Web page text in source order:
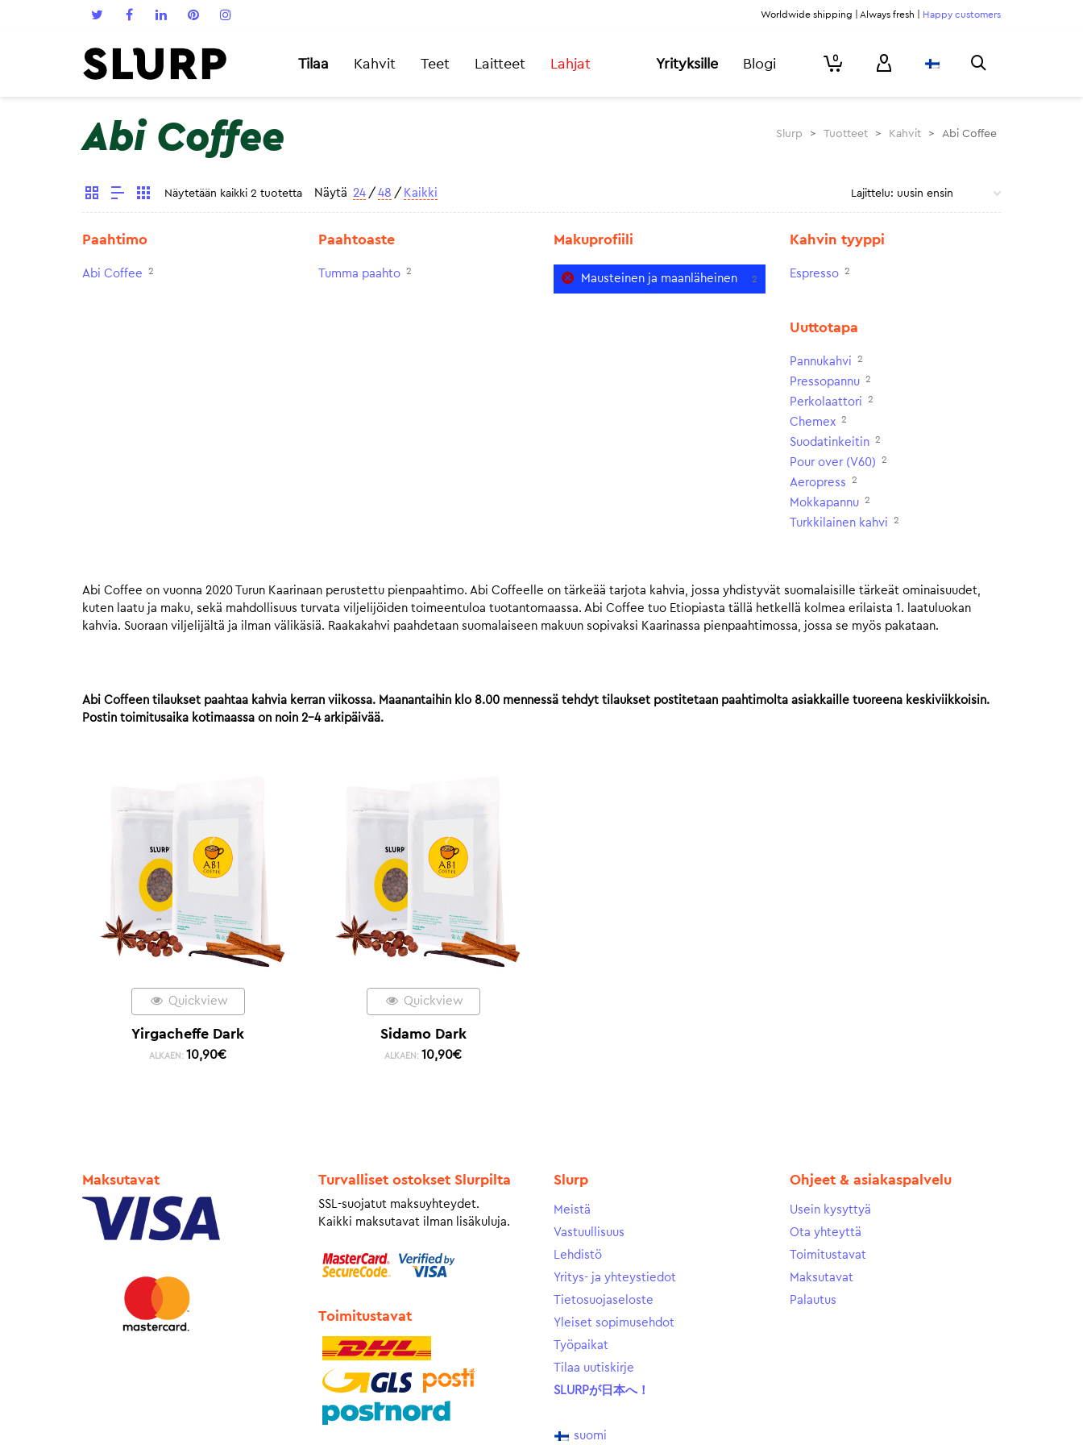
Worldwide shipping | Always fresh | Happy customers
Tilaa Kahvit Teet Laitteet Lahjat Yrityksille Blogi 0
Abi Coffee Slurp > Tuotteet > Kahvit > Abi Coffee
Näytetään kaikki 2 tuotetta Näytä 24 / 48 / Kaikki
Paahtimo
Abi Coffee 2
Paahtoaste
Tumma paahto 2
Makuprofiili
Mausteinen ja maanläheinen 2
Kahvin tyyppi
Espresso 2
Uuttotapa
Pannukahvi 2
Pressopannu 2
Perkolaattori 2
Chemex 2
Suodatinkeitin 2
Pour over (V60) 2
Aeropress 2
Mokkapannu 2
Turkkilainen kahvi 2
Abi Coffee on vuonna 2020 Turun Kaarinaan perustettu pienpaahtimo. Abi Coffeelle on tärkeää tarjota kahvia, jossa yhdistyvät suomalaisille tärkeät ominaisuudet,
kuten laatu ja maku, sekä mahdollisuus turvata viljelijöiden toimeentuloa tuotantomaassa. Abi Coffee tuo Etiopiasta tällä hetkellä kolmea erilaista 1. laatuluokan
kahvia. Suoraan viljelijältä ja ilman välikäsiä. Raakakahvi paahdetaan suomalaiseen makuun sopivaksi Kaarinassa pienpaahtimossa, jossa se myös pakataan.
Abi Coffeen tilaukset paahtaa kahvia kerran viikossa. Maanantaihin klo 8.00 mennessä tehdyt tilaukset postitetaan paahtimolta asiakkaille tuoreena keskiviikkoisin.
Postin toimitusaika kotimaassa on noin 2-4 arkipäivää.
Quickview
Yirgacheffe Dark
ALKAEN: 10,90€
Quickview
Sidamo Dark
ALKAEN: 10,90€
Maksutavat Turvalliset ostokset Slurpilta
SSL-suojatut maksuyhteydet.
Kaikki maksutavat ilman lisäkuluja.
Toimitustavat
Slurp
Meistä
Vastuullisuus
Lehdistö
Yritys- ja yhteystiedot
Tietosuojaseloste
Yleiset sopimusehdot
Työpaikat
Tilaa uutiskirje
SLURPが日本へ！
suomi
Ohjeet & asiakaspalvelu
Usein kysyttyä
Ota yhteyttä
Toimitustavat
Maksutavat
Palautus